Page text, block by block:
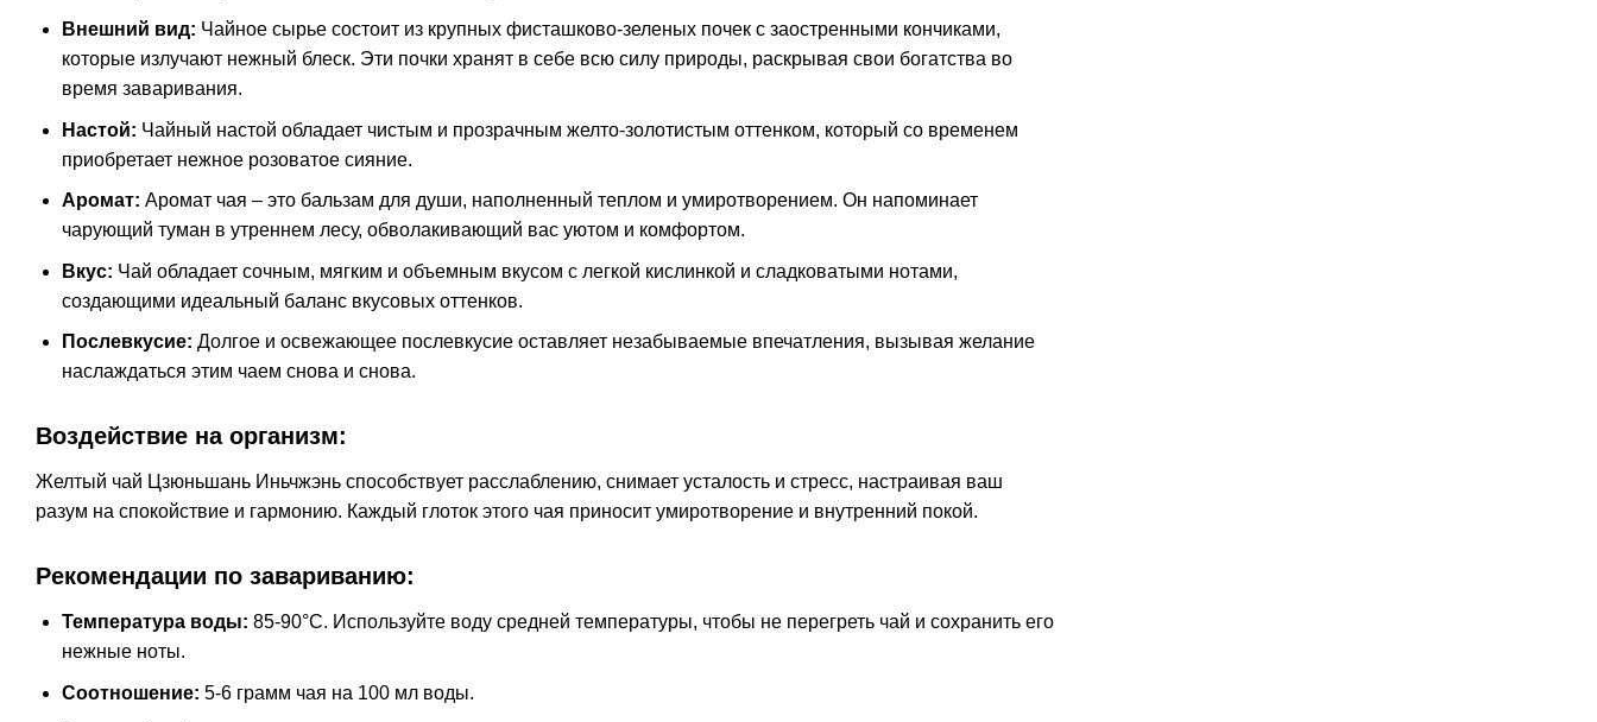
Внешний вид: Чайное сырье состоит из крупных фисташково-зеленых почек с заостренными кончиками,
которые излучают нежный блеск. Эти почки хранят в себе всю силу природы, раскрывая свои богатства во
время заваривания.
Настой: Чайный настой обладает чистым и прозрачным желто-золотистым оттенком, который со временем
приобретает нежное розоватое сияние.
Аромат: Аромат чая – это бальзам для души, наполненный теплом и умиротворением. Он напоминает
чарующий туман в утреннем лесу, обволакивающий вас уютом и комфортом.
Вкус: Чай обладает сочным, мягким и объемным вкусом с легкой кислинкой и сладковатыми нотами,
создающими идеальный баланс вкусовых оттенков.
Послевкусие: Долгое и освежающее послевкусие оставляет незабываемые впечатления, вызывая желание
наслаждаться этим чаем снова и снова.
Воздействие на организм:
Желтый чай Цзюньшань Иньчжэнь способствует расслаблению, снимает усталость и стресс, настраивая ваш
разум на спокойствие и гармонию. Каждый глоток этого чая приносит умиротворение и внутренний покой.
Рекомендации по завариванию:
Температура воды: 85-90°C. Используйте воду средней температуры, чтобы не перегреть чай и сохранить его
нежные ноты.
Соотношение: 5-6 грамм чая на 100 мл воды.